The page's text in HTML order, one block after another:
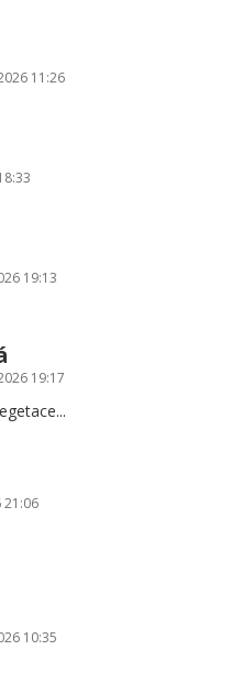
11:26
19:13
19:17
21:06
10:35